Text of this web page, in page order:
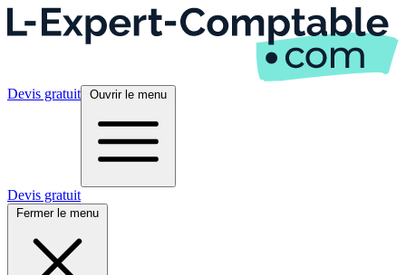
Devis gratuit Ouvrir le menu
Devis gratuit
Fermer le menu